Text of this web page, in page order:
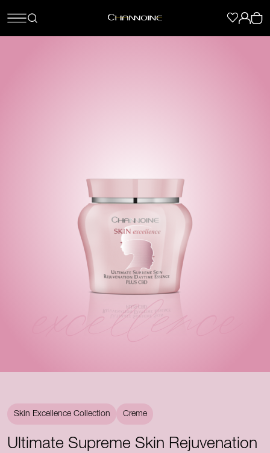
excellence
Skin Excellence Collection Creme
Ultimate Supreme Skin Rejuvenation